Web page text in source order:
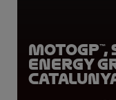
Energy